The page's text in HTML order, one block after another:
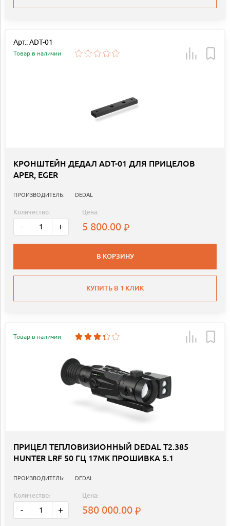
Арт.: ADT-01
Товар в наличии
КРОНШТЕЙН ДЕДАЛ ADT-01 ДЛЯ ПРИЦЕЛОВ
APER, EGER
ПРОИЗВОДИТЕЛЬ: DEDAL
Количество:
- +
Цена:
5 800.00
В КОРЗИНУ
КУПИТЬ В 1 КЛИК
Товар в наличии
ПРИЦЕЛ ТЕПЛОВИЗИОННЫЙ DEDAL Т2.385
HUNTER LRF 50 ГЦ 17MK ПРОШИВКА 5.1
ПРОИЗВОДИТЕЛЬ: DEDAL
Количество:
- +
Цена:
580 000.00